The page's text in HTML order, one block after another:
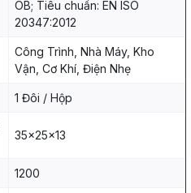
OB; Tiêu chuẩn: EN ISO
20347:2012
Công Trình, Nhà Máy, Kho
Vận, Cơ Khí, Điện Nhẹ
1 Đôi / Hộp
35x25x13
1200